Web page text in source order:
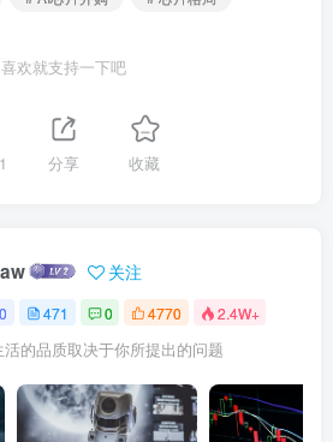
喜欢就支持一下吧
分享 收藏
关注
0 471 0 4770 2.4W+
活的品质取决于你所提出的问题